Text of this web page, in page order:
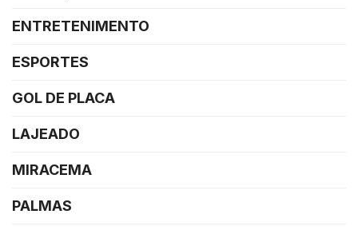
ENTRETENIMENTO
ESPORTES
GOL DE PLACA
LAJEADO
MIRACEMA
PALMAS